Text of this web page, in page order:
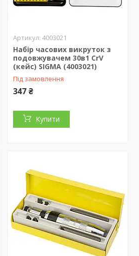
4003021
Набір часових викруток з
подовжувачем 30в1 CrV
(кейс) SIGMA (4003021)
Під замовлення
347 ₴
Купити